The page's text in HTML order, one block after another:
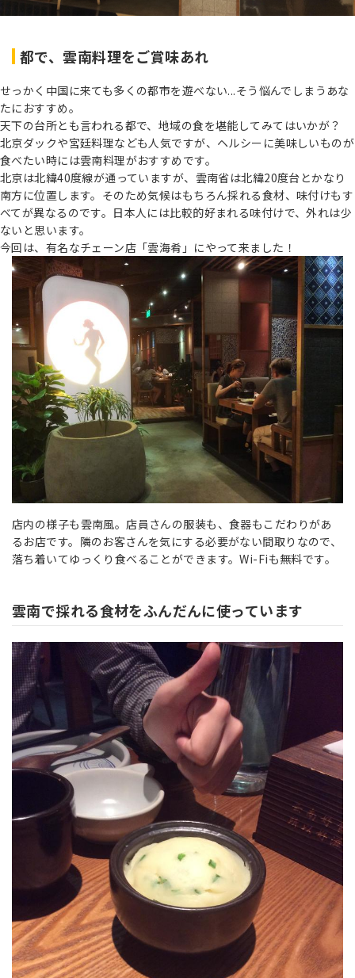
都で、雲南料理をご賞味あれ
せっかく中国に来ても多くの都市を遊べない...そう悩んでしまうあな
たにおすすめ。
天下の台所とも言われる都で、地域の食を堪能してみてはいかが？
北京ダックや宮廷料理なども人気ですが、ヘルシーに美味しいものが
食べたい時には雲南料理がおすすめです。
北京は北緯40度線が通っていますが、雲南省は北緯20度台とかなり
南方に位置します。そのため気候はもちろん採れる食材、味付けもす
べてが異なるのです。日本人には比較的好まれる味付けで、外れは少
ないと思います。
今回は、有名なチェーン店「雲海肴」にやって来ました！
店内の様子も雲南風。店員さんの服装も、食器もこだわりがあ
るお店です。隣のお客さんを気にする必要がない間取りなので、
落ち着いてゆっくり食べることができます。Wi-Fiも無料です。
雲南で採れる食材をふんだんに使っています